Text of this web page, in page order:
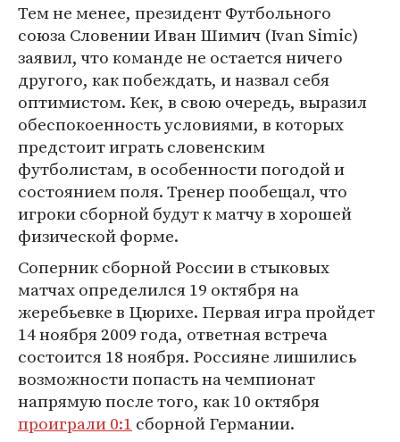
Тем не менее, президент Футбольного
союза Словении Иван Шимич (Ivan Simic)
заявил, что команде не остается ничего
другого, как побеждать, и назвал себя
оптимистом. Кек, в свою очередь, выразил
обеспокоенность условиями, в которых
предстоит играть словенским
футболистам, в особенности погодой и
состоянием поля. Тренер пообещал, что
игроки сборной будут к матчу в хорошей
физической форме.
Соперник сборной России в стыковых
матчах определился 19 октября на
жеребьевке в Цюрихе. Первая игра пройдет
14 ноября 2009 года, ответная встреча
состоится 18 ноября. Россияне лишились
возможности попасть на чемпионат
напрямую после того, как 10 октября
проиграли 0:1 сборной Германии.